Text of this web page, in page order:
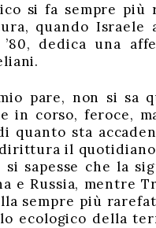
si fa sempre
quando Israele
dedica una
pare, non si sa
in corso, feroce,
quanto sta
il
si sapesse che la
e Russia, mentre
sempre più
ecologico della